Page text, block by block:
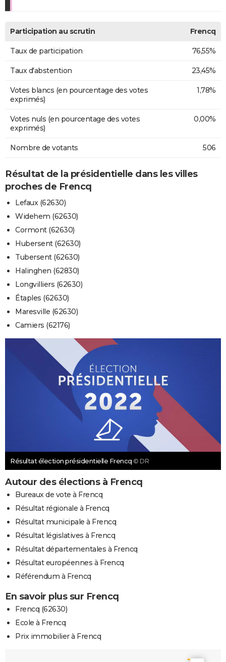
Participation au scrutin Frencq
Taux de participation 76,55%
Taux d'abstention 23,45%
Votes blancs (en pourcentage des votes
exprimés)
1,78%
Votes nuls (en pourcentage des votes
exprimés)
0,00%
Nombre de votants 506
Résultat de la présidentielle dans les villes
proches de Frencq
Lefaux (62630)
Widehem (62630)
Cormont (62630)
Hubersent (62630)
Tubersent (62630)
Halinghen (62830)
Longvilliers (62630)
Étaples (62630)
Maresville (62630)
Camiers (62176)
Résultat élection présidentielle Frencq © DR
Autour des élections à Frencq
Bureaux de vote à Frencq
Résultat régionale à Frencq
Résultat municipale à Frencq
Résultat législatives à Frencq
Résultat départementales à Frencq
Résultat européennes à Frencq
Référendum à Frencq
En savoir plus sur Frencq
Frencq (62630)
Ecole à Frencq
Prix immobilier à Frencq